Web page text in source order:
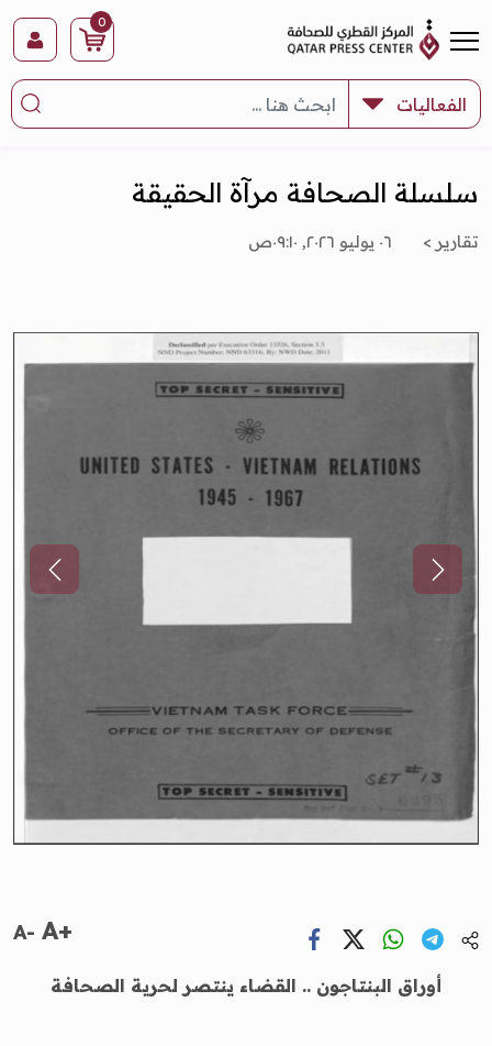
0
سلسلة الصحافة مرآة الحقيقة
تقارير > ٠٦ يوليو ٢٠٢٦, ٠٩:١٠ص
A- A+
أوراق البنتاجون .. القضاء ينتصر لحرية الصحافة